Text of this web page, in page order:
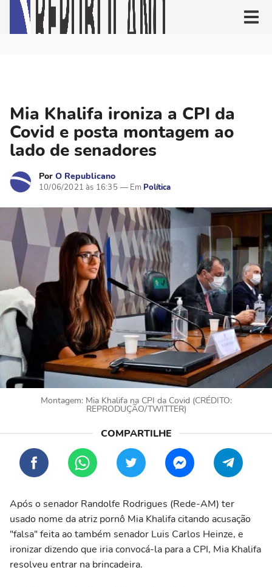
Mia Khalifa ironiza a CPI da
Covid e posta montagem ao
lado de senadores
Por O Republicano
10/06/2021 às 16:35 Política
Montagem: Mia Khalifa na CPI da Covid (CRÉDITO:
REPRODUÇÃO/TWITTER)
Após o senador Randolfe Rodrigues (Rede-AM) ter
usado nome da atriz pornô Mia Khalifa citando acusação
"falsa" feita ao também senador Luis Carlos Heinze, e
ironizar dizendo que iria convocá-la para a CPI, Mia Khalifa
resolveu entrar na brincadeira.